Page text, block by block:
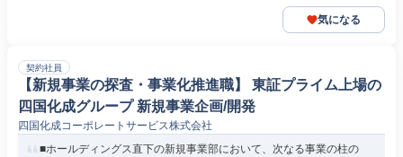
気になる
契約社員
【新規事業の探査・事業化推進職】 東証プライム上場の
四国化成グループ 新規事業企画/開発
四国化成コーポレートサービス株式会社
■ホールディングス直下の新規事業部において、次なる事業の柱の